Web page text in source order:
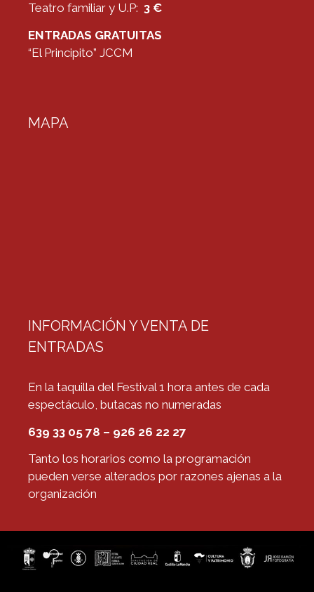
Teatro familiar y U.P: 3 €
ENTRADAS GRATUITAS
“El Principito” JCCM
MAPA
INFORMACIÓN Y VENTA DE
ENTRADAS
En la taquilla del Festival 1 hora antes de cada
espectáculo, butacas no numeradas
639 33 05 78 – 926 26 22 27
Tanto los horarios como la programación
pueden verse alterados por razones ajenas a la
organización